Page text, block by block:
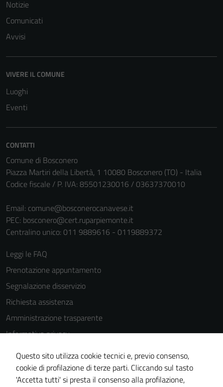
Notizie
Comunicati
Avvisi
VIVERE IL COMUNE
Luoghi
Eventi
CONTATTI
Comune di Bosconero
Piazza Martiri della Libertà, 1 10080 Bosconero (TO) - Italia
Codice fiscale / P. IVA: 85501230016 / 03637370010
Email: comune@bosconerocanavese.it
PEC: bosconero@cert.ruparpiemonte.it
Centralino unico: 011 9889616 - 0119889372
Leggi le FAQ
Prenotazione appuntamento
Segnalazione disservizio
Richiesta assistenza
Amministrazione trasparente
Informativa privacy
Cookie Policy
Note legali
Dichiarazione di accessibilità
Questo sito utilizza cookie tecnici e, previo consenso,
cookie di profilazione di terze parti. Cliccando sul tasto
'Accetta tutti' si presta il consenso alla profilazione,
Tecnici
funzionamento
del sito e non
essere
disabilitati.
Questi cookie